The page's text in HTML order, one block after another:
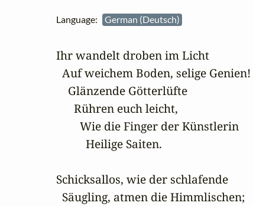
Language: German (Deutsch)
Ihr wandelt droben im Licht
  Auf weichem Boden, selige Genien!
    Glänzende Götterlüfte
      Rühren euch leicht,
        Wie die Finger der Künstlerin
          Heilige Saiten.
Schicksallos, wie der schlafende
  Säugling, atmen die Himmlischen;